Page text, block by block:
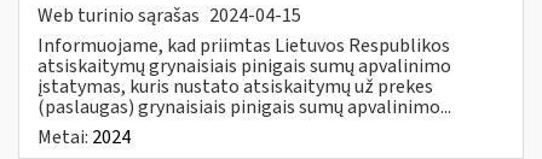
Web turinio sąrašas 2024-04-15
Informuojame, kad priimtas Lietuvos Respublikos
atsiskaitymų grynaisiais pinigais sumų apvalinimo
įstatymas, kuris nustato atsiskaitymų už prekes
(paslaugas) grynaisiais pinigais sumų apvalinimo...
Metai: 2024